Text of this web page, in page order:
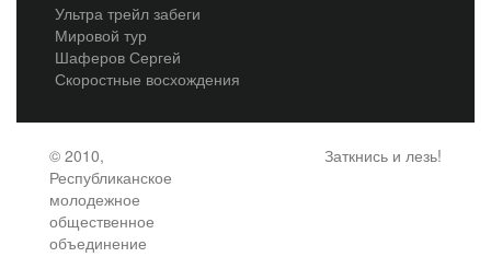
Ультра трейл забеги
Мировой тур
Шаферов Сергей
Скоростные восхождения
© 2010,
Республиканское
молодежное
общественное
объединение
Заткнись и лезь!